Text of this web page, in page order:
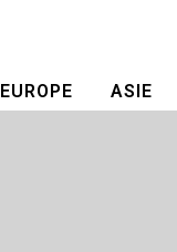
EUROPE ASIE